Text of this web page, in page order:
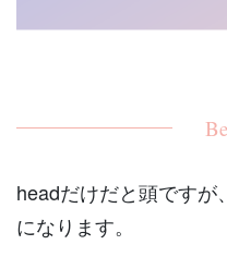
headだけだと頭ですが、
になります。